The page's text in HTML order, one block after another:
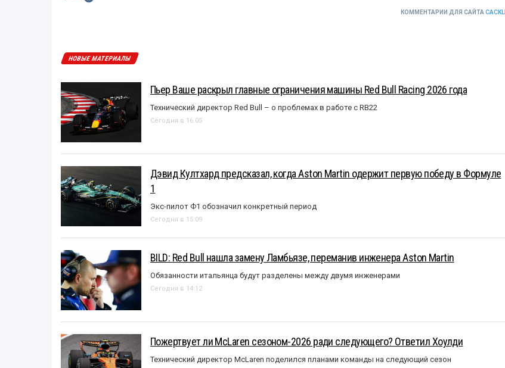
КОММЕНТАРИИ ДЛЯ САЙТА CACKL
НОВЫЕ МАТЕРИАЛЫ
Пьер Ваше раскрыл главные ограничения машины Red Bull Racing 2026 года
Технический директор Red Bull – о проблемах в работе с RB22
Сегодня в 16:05
Дэвид Култхард предсказал, когда Aston Martin одержит первую победу в Формуле
1
Экс-пилот Ф1 обозначил конкретный период
Сегодня в 15:09
BILD: Red Bull нашла замену Ламбьязе, переманив инженера Aston Martin
Обязанности итальянца будут разделены между двумя инженерами
Сегодня в 14:12
Пожертвует ли McLaren сезоном-2026 ради следующего? Ответил Хоулди
Технический директор McLaren поделился планами команды на следующий сезон